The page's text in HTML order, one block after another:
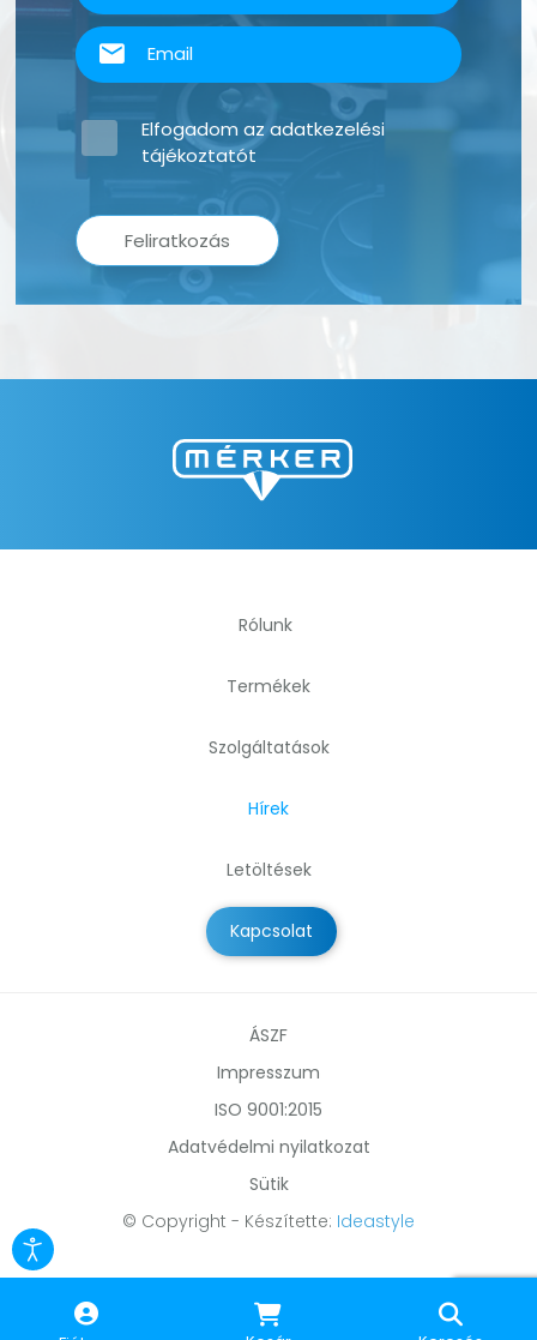
Feliratkozás
Elfogadom azadatkezelési
tájékoztatót
Rólunk
Termékek
Szolgáltatások
Hírek
Letöltések
Kapcsolat
© Copyright - Készítette: Ideastyle
ÁSZF
Impresszum
ISO 9001:2015
Adatvédelmi nyilatkozat
Sütik